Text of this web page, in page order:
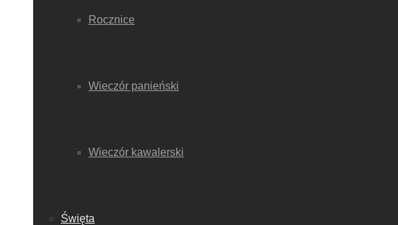
Rocznice
Wieczór panieński
Wieczór kawalerski
Święta